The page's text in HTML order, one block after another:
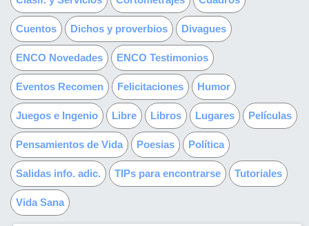
Cuentos Dichos y proverbios Divagues
ENCO Novedades ENCO Testimonios
Eventos Recomen Felicitaciones Humor
Juegos e Ingenio Libre Libros Lugares Películas
Pensamientos de Vida Poesias Política
Salidas info. adic. TIPs para encontrarse Tutoriales
Vida Sana